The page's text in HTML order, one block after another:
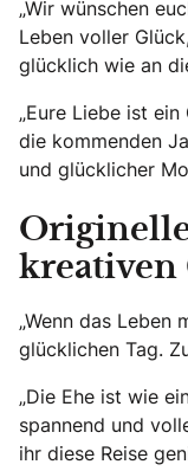
„Wir wünschen
Leben voller
glücklich wie an
„Eure Liebe ist
die kommenden
und glücklicher
kreativen
„Wenn das
glücklichen Tag.
„Die Ehe ist wie
spannend und
ihr diese Reise